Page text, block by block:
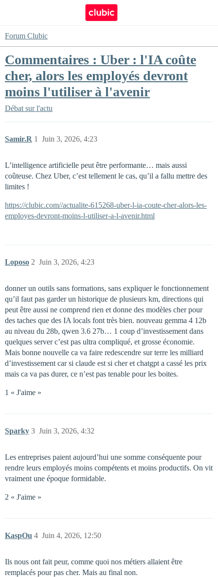
Forum Clubic
Commentaires : Uber : l'IA coûte
cher, alors les employés devront
moins l'utiliser à l'avenir
Débat sur l'actu
Samir.R Juin 3, 2026, 4:23
1
L’intelligence artificielle peut être performante… mais aussi
coûteuse. Chez Uber, c’est tellement le cas, qu’il a fallu mettre des
limites !
https://clubic.com//actualite-615268-uber-l-ia-coute-cher-alors-les-
employes-devront-moins-l-utiliser-a-l-avenir.html
Loposo Juin 3, 2026, 4:23
2
donner un outils sans formations, sans expliquer le fonctionnement
qu’il faut pas garder un historique de plusieurs km, directions qui
peut être aussi ne comprend rien et donne des modèles cher pour
des taches que des IA locals font très bien. nouveau gemma 4 12b
au niveau du 28b, qwen 3.6 27b… 1 coup d’investissement dans
quelques server c’est pas ultra compliqué, et grosse économie.
Mais bonne nouvelle ca va faire redescendre sur terre les milliard
d’investissement car si claude est si cher et chatgpt a cassé les prix
mais ca va pas durer, ce n’est pas tenable pour les boites.
1 « J'aime »
Sparky Juin 3, 2026, 4:32
3
Les entreprises paient aujourd’hui une somme conséquente pour
rendre leurs employés moins compétents et moins productifs. On vit
vraiment une époque formidable.
2 « J'aime »
KaspOu Juin 4, 2026, 12:50
4
Ils nous ont fait peur, comme quoi nos métiers allaient être
remplacés pour pas cher. Mais au final non.